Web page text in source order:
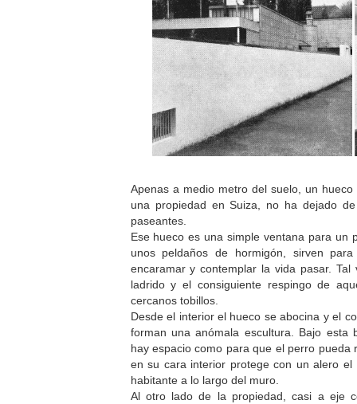
Apenas a medio metro del suelo, un
una propiedad en Suiza, no ha dejado
paseantes.
Ese hueco es una simple ventana para un
unos peldaños de hormigón, sirven
encaramar y contemplar la vida pasar.
ladrido y el consiguiente respingo de
cercanos tobillos.
Desde el interior el hueco se abocina y el
forman una anómala escultura. Bajo esta
hay espacio como para que el perro pueda
en su cara interior protege con un alero el
habitante a lo largo del muro.
Al otro lado de la propiedad, casi a eje